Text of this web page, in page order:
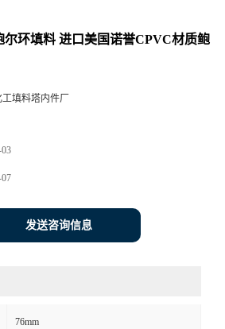
尔环填料 进口美国诺誉CPVC材质鲍
填料塔内件厂
发送咨询信息
76mm